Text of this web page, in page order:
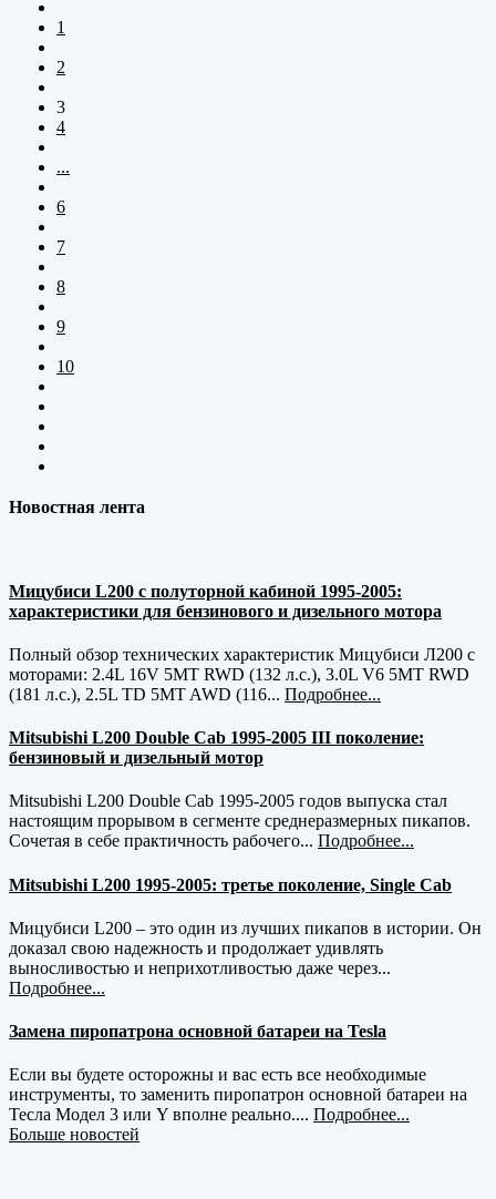
1
2
3
4
...
6
7
8
9
10
Новостная лента
Мицубиси L200 с полуторной кабиной 1995-2005:
характеристики для бензинового и дизельного мотора
Полный обзор технических характеристик Мицубиси Л200 с
моторами: 2.4L 16V 5MT RWD (132 л.с.), 3.0L V6 5MT RWD
(181 л.с.), 2.5L TD 5MT AWD (116... Подробнее...
Mitsubishi L200 Double Cab 1995-2005 III поколение:
бензиновый и дизельный мотор
Mitsubishi L200 Double Cab 1995-2005 годов выпуска стал
настоящим прорывом в сегменте среднеразмерных пикапов.
Сочетая в себе практичность рабочего... Подробнее...
Mitsubishi L200 1995-2005: третье поколение, Single Cab
Мицубиси L200 – это один из лучших пикапов в истории. Он
доказал свою надежность и продолжает удивлять
выносливостью и неприхотливостью даже через...
Подробнее...
Замена пиропатрона основной батареи на Tesla
Если вы будете осторожны и вас есть все необходимые
инструменты, то заменить пиропатрон основной батареи на
Тесла Модел 3 или Y вполне реально.... Подробнее...
Больше новостей